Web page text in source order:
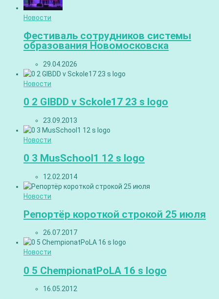
Новости
Фестиваль сотрудников системы
образования Новомосковска
29.04.2026
Новости
0 2 GIBDD v Sckole17 23 s logo
23.09.2013
Новости
0 3 MusSchool1 12 s logo
12.02.2014
Новости
Репортёр короткой строкой 25 июля
26.07.2017
Новости
0 5 ChempionatPoLA 16 s logo
16.05.2012